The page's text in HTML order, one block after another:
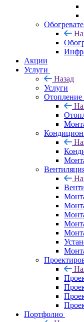
Акции
Услуги
Назад
Услуги
Отопление
Портфолио